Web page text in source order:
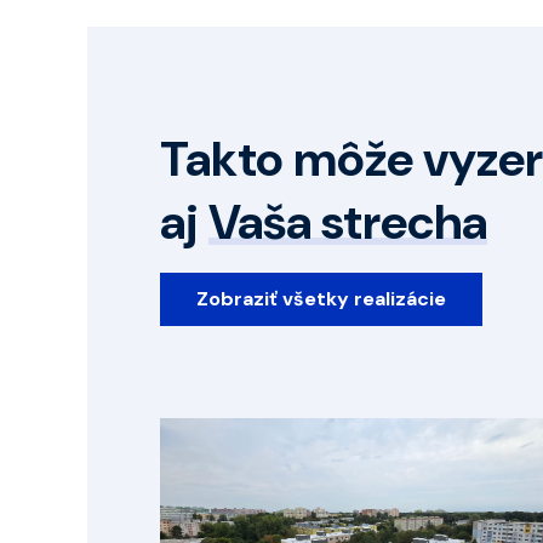
Takto môže
ajVaša strecha
Zobraziť všetky realizácie